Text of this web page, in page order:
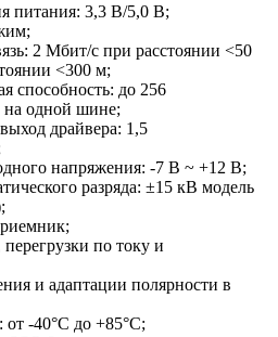
питания: 3,3 В/5,0 В;
2 Мбит/с при расстоянии <50
<300 м;
способность: до 256
на одной шине;
драйвера: 1,5
напряжения: -7 В ~ +12 В;
разряда: ±15 кВ модель
по току и
и адаптации полярности в
от -40°C до +85°C;